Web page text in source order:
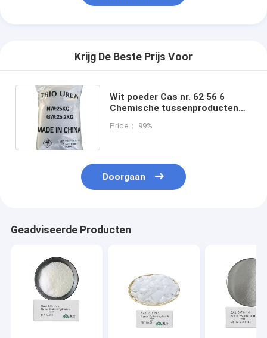
Krijg De Beste Prijs Voor
Wit poeder Cas nr. 62 56 6
Chemische tussenproducten
76.12
Price： 99%
Doorgaan
Geadviseerde Producten